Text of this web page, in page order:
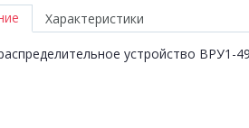
устройство ВРУ1-
Характеристики